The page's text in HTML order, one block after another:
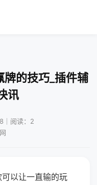
的技巧_插件辅
讯
｜阅读：2
以让一直输的玩